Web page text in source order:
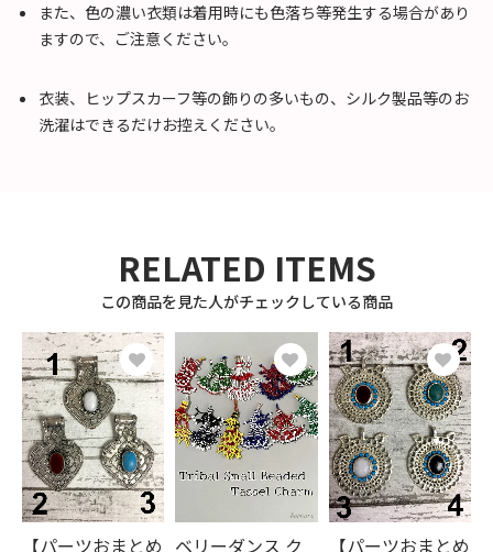
また、色の濃い衣類は着用時にも色落ち等発生する場合があり
ますので、ご注意ください。
衣装、ヒップスカーフ等の飾りの多いもの、シルク製品等のお
洗濯はできるだけお控えください。
RELATED ITEMS
この商品を見た人がチェックしている商品
【パーツおまとめ ベリーダンス ク 【パーツおまとめ